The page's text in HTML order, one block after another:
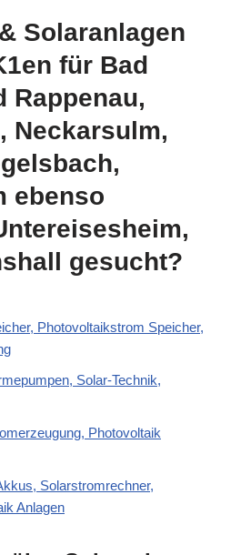
Solaranlagen
für Bad
Rappenau,
ebenso